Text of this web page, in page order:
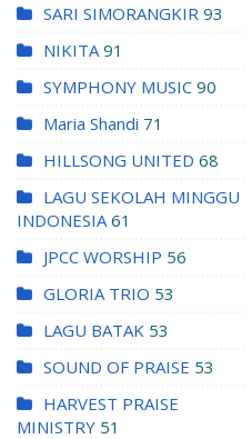
SARI SIMORANGKIR 93
NIKITA 91
SYMPHONY MUSIC 90
Maria Shandi 71
HILLSONG UNITED 68
LAGU SEKOLAH MINGGU
INDONESIA 61
JPCC WORSHIP 56
GLORIA TRIO 53
LAGU BATAK 53
SOUND OF PRAISE 53
HARVEST PRAISE
MINISTRY 51